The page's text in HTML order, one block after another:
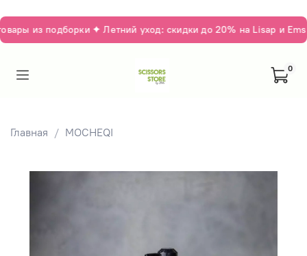
из подборки ✦ Летний уход: скидки до 20% на Lisap и
0
Главная MOCHEQI